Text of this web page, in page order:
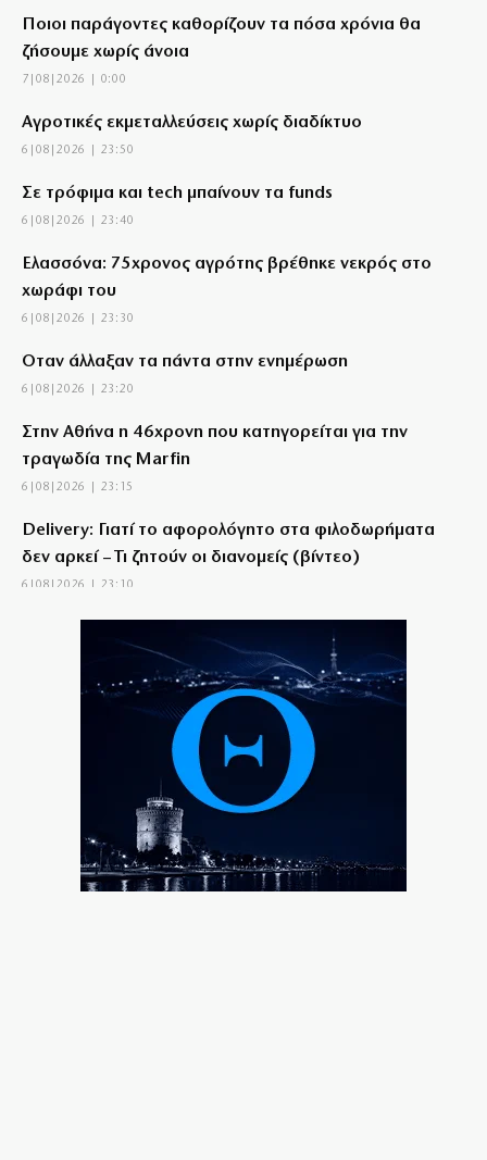
Ποιοι παράγοντες καθορίζουν τα πόσα χρόνια θα
ζήσουμε χωρίς άνοια
7|08|2026 | 0:00
Αγροτικές εκμεταλλεύσεις χωρίς διαδίκτυο
6|08|2026 | 23:50
Σε τρόφιμα και tech μπαίνουν τα funds
6|08|2026 | 23:40
Ελασσόνα: 75χρονος αγρότης βρέθηκε νεκρός στο
χωράφι του
6|08|2026 | 23:30
Όταν άλλαξαν τα πάντα στην ενημέρωση
6|08|2026 | 23:20
Στην Αθήνα η 46χρονη που κατηγορείται για την
τραγωδία της Marfin
6|08|2026 | 23:15
Delivery: Γιατί το αφορολόγητο στα φιλοδωρήματα
δεν αρκεί – Τι ζητούν οι διανομείς (βίντεο)
6|08|2026 | 23:10
υπογράφει στη Ρίβερ Πλέιτ
6|08|2026 | 23:00
ΟΛΘ: Νέα επένδυση σε σύγχρονο εξοπλισμό – 8 νέα
Straddle Carriers στο λιμάνι
Όλα για όλα για την ανατροπή ο ΠΑΟΚ
6|08|2026 | 22:47
Ιστορική επίσκεψη Ζελένσκι στη Σερβία